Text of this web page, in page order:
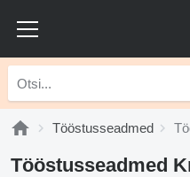
Tööstusseadmed
Tööstusseadmed